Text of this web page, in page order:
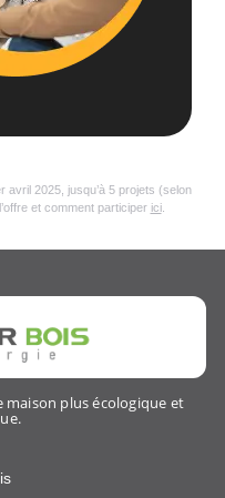
avril 2025, jusqu’à 5 projets (selon
et comment participer ici.
maison plus écologique et